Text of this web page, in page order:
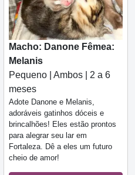
Macho: Danone Fêmea:
Melanis
Pequeno | Ambos | 2 a 6
meses
Adote Danone e Melanis,
adoráveis gatinhos dóceis e
brincalhões! Eles estão prontos
para alegrar seu lar em
Fortaleza. Dê a eles um futuro
cheio de amor!